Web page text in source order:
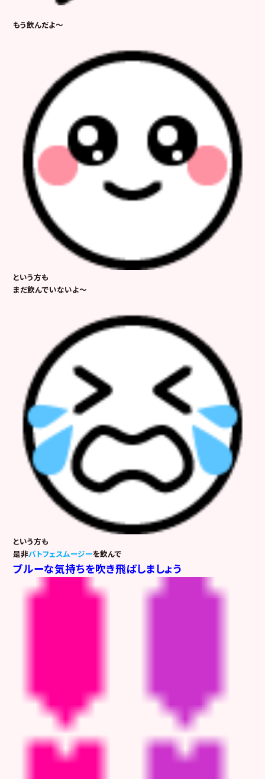
もう飲んだよ～
という方も
まだ飲んでいないよ～
という方も
是非バトフェスムージーを飲んで
ブルーな気持ちを吹き飛ばしましょう